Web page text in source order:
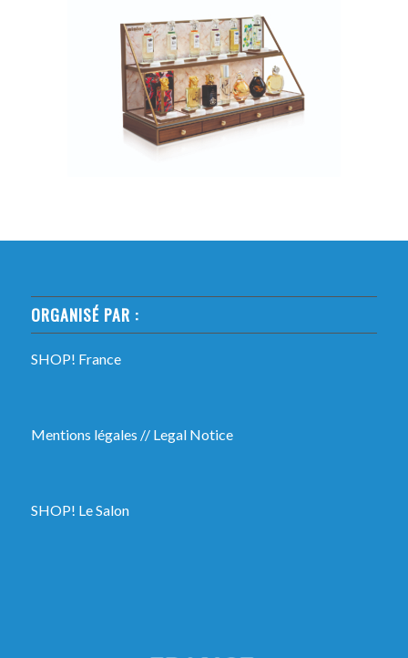
ORGANISÉ PAR :
SHOP! France
Mentions légales // Legal Notice
SHOP! Le Salon